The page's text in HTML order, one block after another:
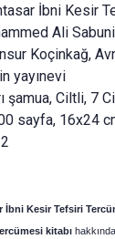
İbni Kesir
Ali Sabuni
Koçinkağ,
yayınevi
Ciltli, 7
sayfa, 16x24
İbni Kesir Tefsiri
kitabı hakkında